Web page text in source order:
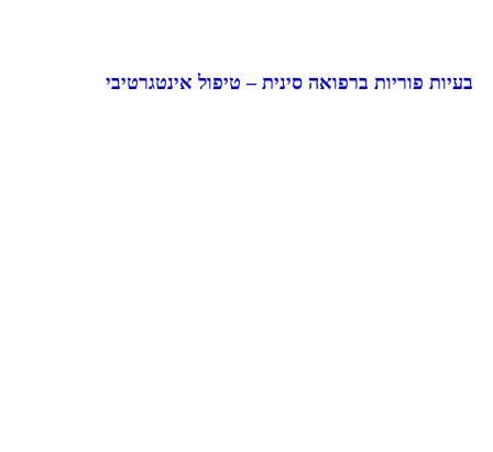
בעיות פוריות ברפואה סינית – טיפול אינטגרטיבי